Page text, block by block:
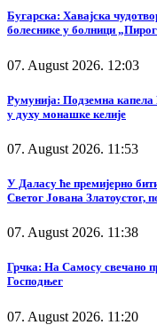
Бугарска: Хавајска
болеснике у болници
07. August 2026. 12:03
Румунија: Подземна
у духу монашке келије
07. August 2026. 11:53
У Даласу ће премијерно
Светог Јована Златоустог,
07. August 2026. 11:38
Грчка: На Самосу свечано
Господњег
07. August 2026. 11:20